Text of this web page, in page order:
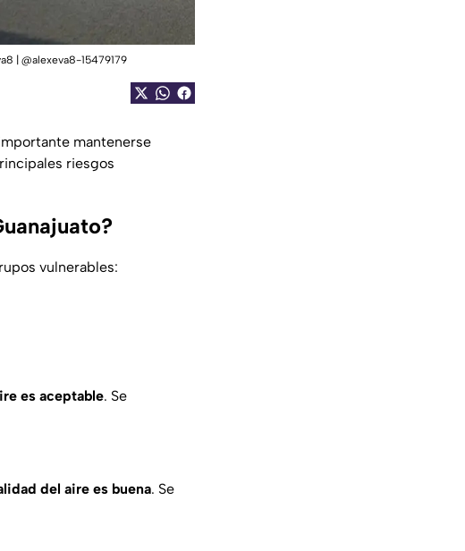
| @alexeva8-15479179
mantenerse
riesgos
vulnerables:
es aceptable. Se
del aire es buena. Se